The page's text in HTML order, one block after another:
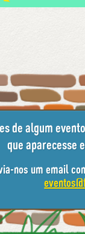
de algum
que aparecesse
nos um email